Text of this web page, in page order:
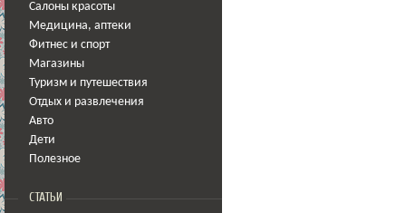
Салоны красоты
Медицина, аптеки
Фитнес и спорт
Магазины
Туризм и путешествия
Отдых и развлечения
Авто
Дети
Полезное
СТАТЬИ